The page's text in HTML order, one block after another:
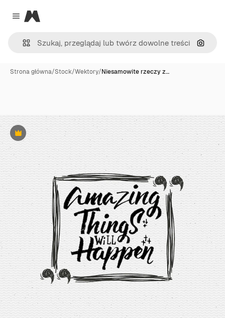
Close menu
Magnific
Szukaj
Strona główna/Stock/Wektory/Niesamowite rzeczy z…
Premium